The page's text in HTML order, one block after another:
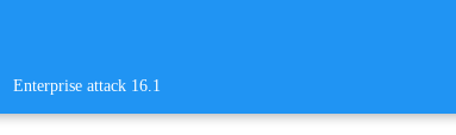
Enterprise attack 16.1